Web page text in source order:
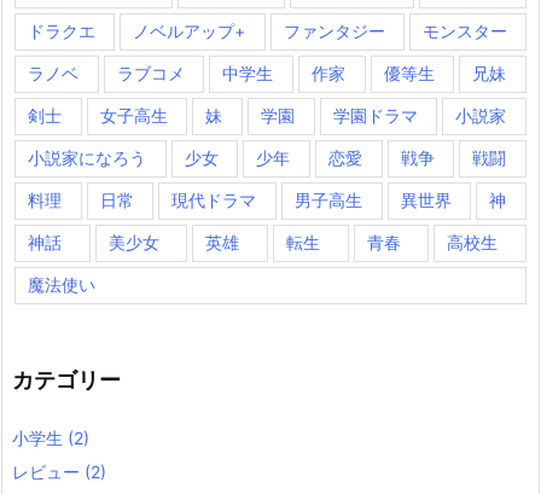
ドラクエ ノベルアップ+ ファンタジー モンスター
ラノベ ラブコメ 中学生 作家 優等生 兄妹
剣士 女子高生 妹 学園 学園ドラマ 小説家
小説家になろう 少女 少年 恋愛 戦争 戦闘
料理 日常 現代ドラマ 男子高生 異世界 神
神話 美少女 英雄 転生 青春 高校生
魔法使い
カテゴリー
小学生 (2)
レビュー (2)